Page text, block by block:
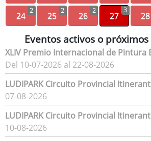
24 2 25 2 26 2 27
3
28
Eventos activos o
XLIV Premio Internacional de Pintura
Del 10-07-2026 al 22-08-2026
LUDIPARK Circuito Provincial
07-08-2026
LUDIPARK Circuito Provincial
10-08-2026